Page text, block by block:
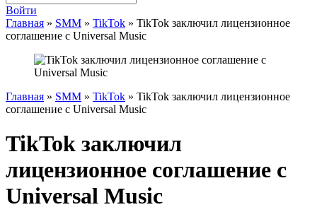
Войти
Главная » SMM » TikTok » TikTok заключил лицензионное
соглашение с Universal Music
Главная » SMM » TikTok » TikTok заключил лицензионное
соглашение с Universal Music
TikTok заключил
лицензионное соглашение с
Universal Music